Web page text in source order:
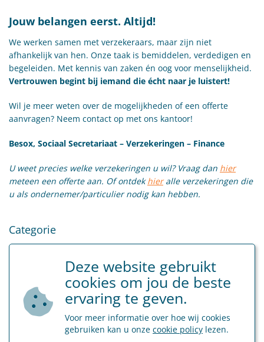
Jouw belangen eerst. Altijd!
We werken samen met verzekeraars, maar zijn niet
afhankelijk van hen. Onze taak is bemiddelen, verdedigen en
begeleiden. Met kennis van zaken én oog voor menselijkheid.
Vertrouwen begint bij iemand die écht naar je luistert!
Wil je meer weten over de mogelijkheden of een offerte
aanvragen? Neem contact op met ons kantoor!
Besox, Sociaal Secretariaat – Verzekeringen – Finance
U weet precies welke verzekeringen u wil? Vraag dan hier
meteen een offerte aan. Of ontdekhieralle verzekeringen die
u als ondernemer/particulier nodig kan hebben.
Categorie
verzekeringen
Deze website gebruikt
cookies om jou de beste
ervaring te geven.
Voor meer informatie over hoe wij cookies
gebruiken kan u onze cookie policy lezen.